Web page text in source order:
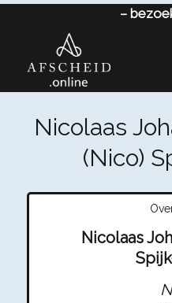
–
Nicolaas
(Nico)
Nicolaas